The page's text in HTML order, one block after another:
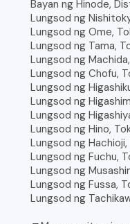
Bayan ng Hinode,
Lungsod ng
Lungsod ng Ome,
Lungsod ng Tama,
Lungsod ng
Lungsod ng Chofu,
Lungsod ng
Lungsod ng
Lungsod ng
Lungsod ng Hino,
Lungsod ng Hachioji,
Lungsod ng Fuchu,
Lungsod ng
Lungsod ng Fussa,
Lungsod ng